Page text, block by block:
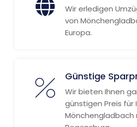
Wir erledigen
von
Europa.
Günstige
Wir bieten Ihnen
günstigen Preis für
Mönchengladbach